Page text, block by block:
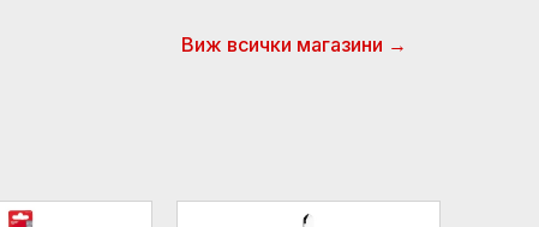
Виж всички магазини →